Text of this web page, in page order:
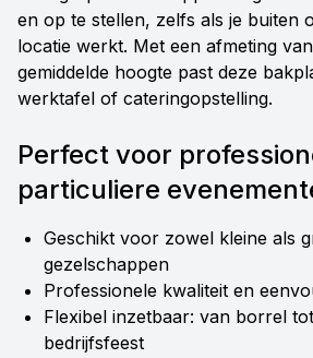
en op te stellen, zelfs als je buiten
locatie werkt. Met een afmeting
gemiddelde hoogte past deze
werktafel of cateringopstelling.
Perfect voor
particuliere
Geschikt voor zowel kleine als
gezelschappen
Professionele kwaliteit en
Flexibel inzetbaar: van borrel
bedrijfsfeest